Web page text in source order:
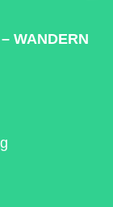
WANDERN